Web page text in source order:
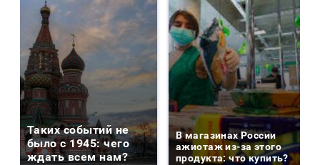
Таких событий не
было с 1945: чего
ждать всем нам?
В магазинах России
ажиотаж из-за этого
продукта: что купить?